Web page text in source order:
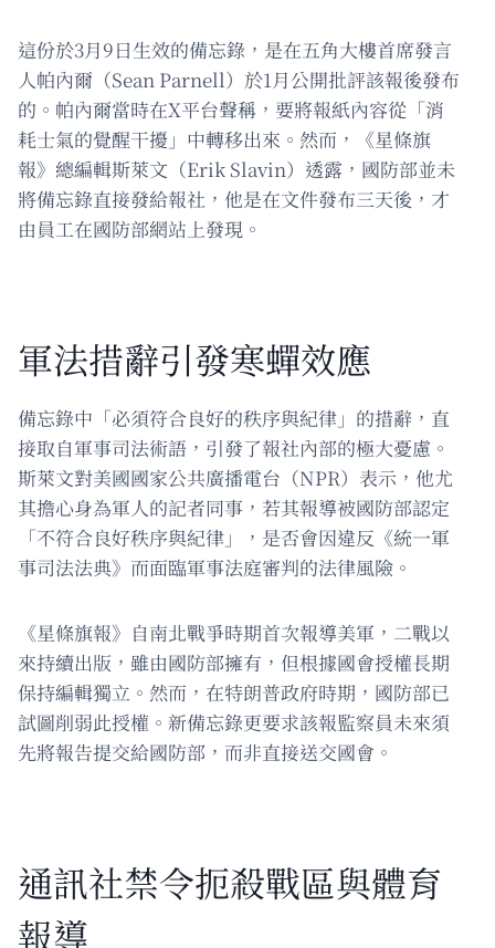
這份於3月9日生效的備忘錄，是在五角大樓首席發言
人帕內爾（Sean Parnell）於1月公開批評該報後發布
的。帕內爾當時在X平台聲稱，要將報紙內容從「消
耗士氣的覺醒干擾」中轉移出來。然而，《星條旗
報》總編輯斯萊文（Erik Slavin）透露，國防部並未
將備忘錄直接發給報社，他是在文件發布三天後，才
由員工在國防部網站上發現。
軍法措辭引發寒蟬效應
備忘錄中「必須符合良好的秩序與紀律」的措辭，直
接取自軍事司法術語，引發了報社內部的極大憂慮。
斯萊文對美國國家公共廣播電台（NPR）表示，他尤
其擔心身為軍人的記者同事，若其報導被國防部認定
「不符合良好秩序與紀律」，是否會因違反《統一軍
事司法法典》而面臨軍事法庭審判的法律風險。
《星條旗報》自南北戰爭時期首次報導美軍，二戰以
來持續出版，雖由國防部擁有，但根據國會授權長期
保持編輯獨立。然而，在特朗普政府時期，國防部已
試圖削弱此授權。新備忘錄更要求該報監察員未來須
先將報告提交給國防部，而非直接送交國會。
通訊社禁令扼殺戰區與體育
報導